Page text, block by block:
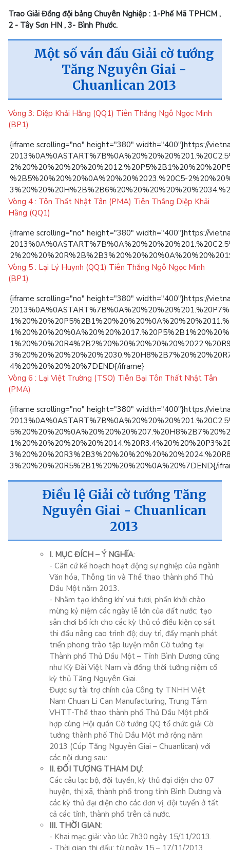
Trao Giải Đồng đội bảng Chuyên Nghiệp : 1-Phế Mã TPHCM ,
2 - Tây Sơn HN , 3- Bình Phước.
Một số ván đấu Giải cờ tướng
Tăng Nguyên Giai -
Chuanlican 2013
Vòng 3: Diệp Khải Hằng (QQ1) Tiên Thắng Ngô Ngọc Minh
(BP1)
{iframe scrolling="no" height="380" width="400"}https://
%2B5%20%20%20%0A%20%20%2023.%20C5-
Vòng 4 : Tôn Thất Nhật Tân (PMA) Tiên Thắng Diệp Khải
Hằng (QQ1)
{iframe scrolling="no" height="380" width="400"}https://
Vòng 5 : Lại Lý Huynh (QQ1) Tiên Thắng Ngô Ngọc Minh
(BP1)
{iframe scrolling="no" height="380" width="400"}https://
4%20%20%20%20%7DEND{/iframe}
Vòng 6 : Lại Việt Trường (TSO) Tiên Bại Tôn Thất Nhật Tân
(PMA)
{iframe scrolling="no" height="380" width="400"}https://
3%20%20%20R5%2B1%20%20%20%0A%20%7DEND{/
Điều lệ Giải cờ tướng Tăng
Nguyên Giai - Chuanlican
2013
I. MỤC ĐÍCH – Ý NGHĨA:
- Căn cứ kế hoạch hoạt động sự nghiệp của ngành
Văn hóa, Thông tin và Thể thao thành phố Thủ
Dầu Một năm 2013.
- Nhằm tạo không khí vui tươi, phấn khởi chào
mừng kỷ niệm các ngày lễ lớn của đất nước; tạo
sân chơi bổ ích cho các kỳ thủ có điều kiện cọ sát
thi đấu nâng cao trình độ; duy trì, đẩy mạnh phát
triển phong trào tập luyện môn Cờ tướng tại
Thành phố Thủ Dầu Một – Tỉnh Bình Dương cũng
như Kỳ Đài Việt Nam và đồng thời tưởng niệm cố
kỳ thủ Tăng Nguyên Giai.
Được sự tài trợ chính của Công ty TNHH Việt
Nam Chuan Li Can Manufacturing, Trung Tâm
VHTT-Thể thao thành phố Thủ Dầu Một phối
hợp cùng Hội quán Cờ tướng QQ tổ chức giải Cờ
tướng thành phố Thủ Dầu Một mở rộng năm
2013 (Cúp Tăng Nguyên Giai – Chuanlican) với
các nội dung sau:
II. ĐỐI TƯỢNG THAM DỰ:
Các câu lạc bộ, đội tuyển, kỳ thủ đại diện cho 07
huyện, thị xã, thành phố trong tỉnh Bình Dương và
các kỳ thủ đại diện cho các đơn vị, đội tuyển ở tất
cả các tỉnh, thành phố trên cả nước.
III. THỜI GIAN:
- Khai mạc giải: vào lúc 7h30 ngày 15/11/2013.
- Thời gian thi đấu: từ ngày 15 – 17/11/2013.